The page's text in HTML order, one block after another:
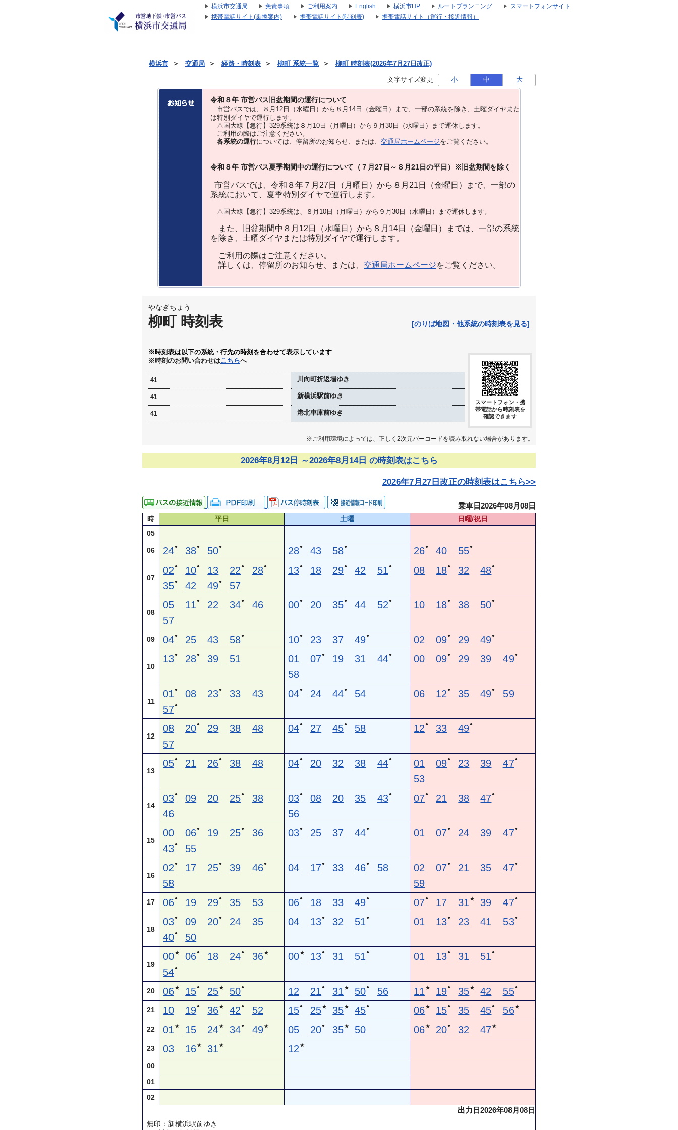
横浜市交通局 免責事項 ご利用案内 English 横浜市HP ルートプランニング
スマートフォンサイト
携帯電話サイト(乗換案内)
携帯電話サイト(時刻表) 携帯電話サイト（運行・接近情報）
横浜市 ＞ 交通局 ＞ 経路・時刻表 ＞ 柳町 系統一覧 ＞ 柳町 時刻表(2026年7月27日改正)
文字サイズ変更 小 中 大
令和８年 市営バス旧盆期間の運行について
市営バスでは、８⽉12⽇（水曜日）から８⽉14⽇（金曜日）まで、⼀部の系統を除き、⼟曜ダイヤまた
は特別ダイヤで運⾏します。
△国大線【急行】329系統は８月10日（月曜日）から９月30日（水曜日）まで運休します。
ご利用の際はご注意ください。
各系統の運行については、停留所のお知らせ、または、 交通局ホームページをご覧ください。
令和８年 市営バス夏季期間中の運行について（７月27日～８月21日の平日）※旧盆期間を除く
市営バスでは、令和８年７月27日（月曜日）から８月21日（金曜日）まで、一部の
系統において、夏季特別ダイヤで運行します。
△国大線【急行】329系統は、８月10日（月曜日）から９月30日（水曜日）まで運休します。
また、旧盆期間中８月12日（水曜日）から８月14日（金曜日）までは、一部の系統
を除き、土曜ダイヤまたは特別ダイヤで運行します。
ご利用の際はご注意ください。
詳しくは、停留所のお知らせ、または、 交通局ホームページをご覧ください。
やなぎちょう
柳町 時刻表 [のりば地図・他系統の時刻表を見る]
※時刻表は以下の系統・行先の時刻を合わせて表示しています
※時刻のお問い合わせはこちらへ
41 川向町折返場ゆき
41 新横浜駅前ゆき
41 港北車庫前ゆき
スマートフォン・携
帯電話から時刻表を
確認できます
※ご利用環境によっては、正しく2次元バーコードを読み取れない場合があります。
2026年8月12日 ～2026年8月14日 の時刻表はこちら
2026年7月27日改正の時刻表はこちら>>
乗車日2026年08月08日
時 平日 土曜
日曜/祝日
05
06 24● 38● 50● 28● 43 58● 26● 40 55●
07
02 ● 10● 13 22 ● 28 ●
35● 42 49● 57
13● 18 29● 42 51 ● 08 18● 32 48●
08
05 11 ● 22 34●
46
57
00● 20 35● 44 52 ● 10 18● 38 50●
09 04● 25 43 58● 10● 23 37 49● 02 09● 29 49●
10
13● 28● 39 51 01 07● 19 31 44 ●
58
00 09● 29 39 49 ●
11
01 ● 08 23● 33
43
57●
04● 24 44● 54 06 12 ● 35 49● 59
12
08 20● 29 38
48
57
04● 27 45● 58 12 ● 33 49●
13
05● 21 26● 38 48 04● 20 32 38 44 ● 01 09● 23 39 47 ●
53
14
03● 09 20 25●
38
46
03● 08 20 35 43 ●
56
07● 21 38 47●
15
00 06● 19 25●
36
43● 55
03● 25 37 44● 01 07● 24 39 47 ●
16
02 ● 17 25● 39 46 ●
58
04 17● 33 46● 58 02 07● 21 35 47 ●
59
17 06● 19 29● 35 53 06● 18 33 49● 07● 17 31 ★ 39 47 ●
18
03● 09 20● 24
35
40● 50
04 13● 32 51 ● 01 13● 23 41 53 ●
19
00★ 06● 18 24● 36 ★
54●
00★ 13● 31 51 ● 01 13● 31 51 ●
20 06★ 15● 25★ 50● 12 21 ● 31 ★ 50● 56 11 ★ 19● 35★ 42 55 ●
21 10 19● 36★ 42 ● 52 15● 25★ 35★ 45● 06★ 15● 35 45● 56 ★
22 01 ★ 15 24★ 34● 49 ★ 05 20● 35★ 50 06★ 20● 32 47★
23 03 16★ 31 ★ 12 ★
00
01
02
出力日2026年08月08日
無印：新横浜駅前ゆき